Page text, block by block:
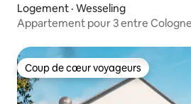
Logement · Wesseling
Appartement pour 3 entre
Coup de cœur voyageurs
Coup de cœur voyageurs